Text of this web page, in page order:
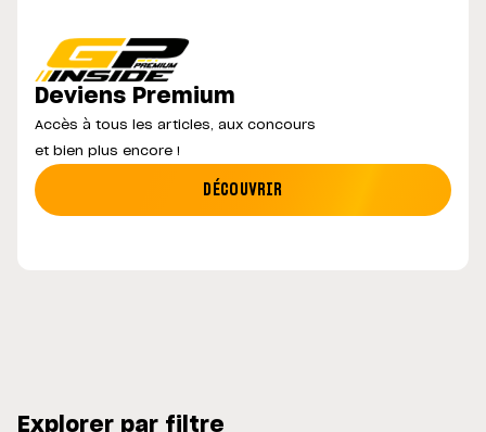
Deviens Premium
Accès à tous les articles, aux concours
et bien plus encore !
DÉCOUVRIR
Explorer par filtre